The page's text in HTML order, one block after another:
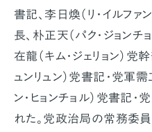
書記、李日煥（リ・イルフ
長、朴正天（パク・ジョン
在龍（キム・ジェリョン）党
ュンリュン）党書記・党軍
ン・ヒョンチョル）党書記
れた。党政治局の常務委